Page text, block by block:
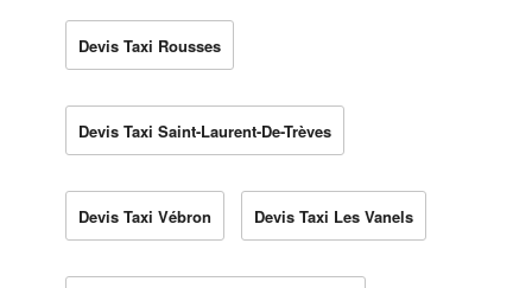
Devis Taxi Rousses
Devis Taxi Saint-Laurent-De-Trèves
Devis Taxi Vébron Devis Taxi Les Vanels